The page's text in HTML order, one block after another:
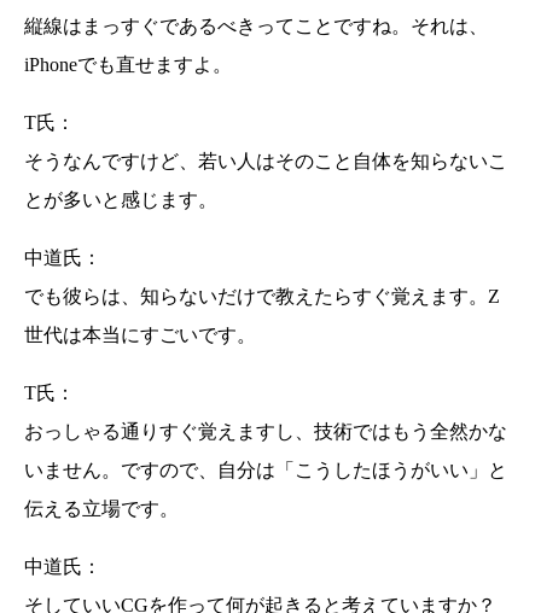
縦線はまっすぐであるべきってことですね。それは、
iPhoneでも直せますよ。
T氏：
そうなんですけど、若い人はそのこと自体を知らないこ
とが多いと感じます。
中道氏：
でも彼らは、知らないだけで教えたらすぐ覚えます。Z
世代は本当にすごいです。
T氏：
おっしゃる通りすぐ覚えますし、技術ではもう全然かな
いません。ですので、自分は「こうしたほうがいい」と
伝える立場です。
中道氏：
そしていいCGを作って何が起きると考えていますか？
登壇者紹介 ＆ セミナー概要
NOT A HOTELの事例
建築CG制作の目的を考える
実際に、現場に足を運ぶ